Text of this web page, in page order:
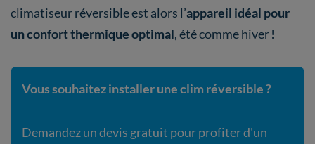
climatiseur réversible est alors l’appareil idéal pour
un confort thermique optimal, été comme hiver !
Vous souhaitez installer une clim réversible ?
Demandez un devis gratuit pour profiter d'un